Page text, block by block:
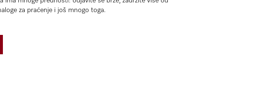
za praćenje i još mnogo toga.